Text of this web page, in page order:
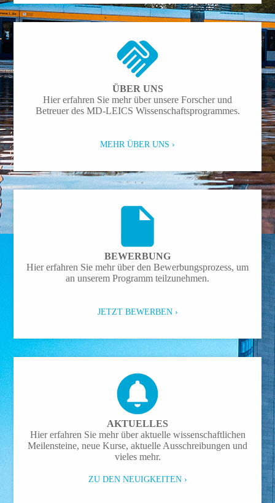
ÜBER UNS
Hier erfahren Sie mehr über unsere Forscher und
Betreuer des MD-LEICS Wissenschaftsprogrammes.
MEHR ÜBER UNS ›
BEWERBUNG
Hier erfahren Sie mehr über den Bewerbungs­prozess, um
an unserem Programm teilzunehmen.
JETZT BEWERBEN ›
AKTUELLES
Hier erfahren Sie mehr über aktuelle wissenschaftlichen
Meilensteine, neue Kurse, aktuelle Ausschreibungen und
vieles mehr.
ZU DEN NEUIGKEITEN ›